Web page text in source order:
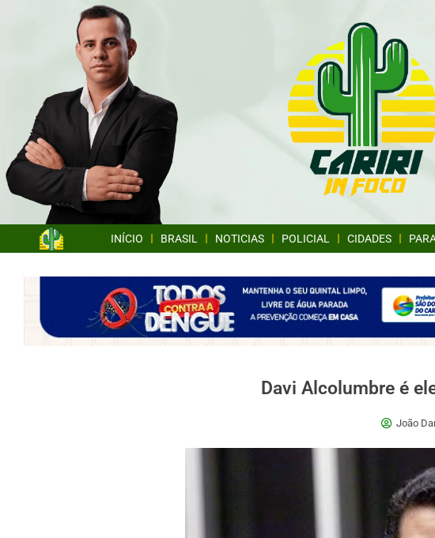
INÍCIO BRASIL NOTICIAS POLICIAL CIDADES
Davi Alcolumbre é
João